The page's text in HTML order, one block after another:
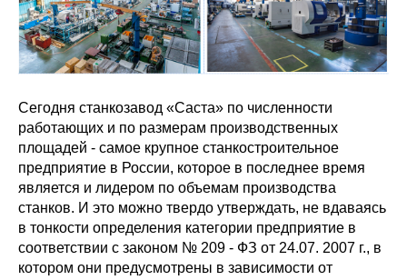
Сегодня станкозавод «Саста» по численности
работающих и по размерам производственных
площадей - самое крупное станкостроительное
предприятие в России, которое в последнее время
является и лидером по объемам производства
станков. И это можно твердо утверждать, не вдаваясь
в тонкости определения категории предприятие в
соответствии с законом № 209 - ФЗ от 24.07. 2007 г., в
котором они предусмотрены в зависимости от